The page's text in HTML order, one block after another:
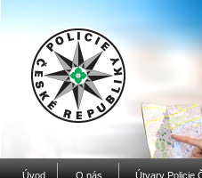
Úvod O nás Útvary Policie